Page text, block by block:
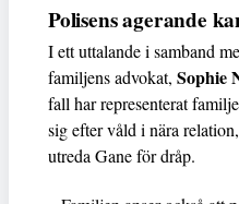
Polisens agerande
I ett uttalande i samband
familjens advokat, Sophie
fall har representerat
sig efter våld i nära
utreda Gane för dråp.